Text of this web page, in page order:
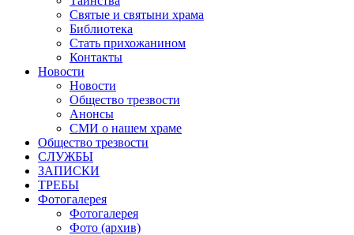
Святые и святыни храма
Библиотека
Стать прихожанином
Контакты
Новости
Новости
Общество трезвости
Анонсы
СМИ о нашем храме
Общество трезвости
СЛУЖБЫ
ЗАПИСКИ
ТРЕБЫ
Фотогалерея
Фотогалерея
Фото (архив)